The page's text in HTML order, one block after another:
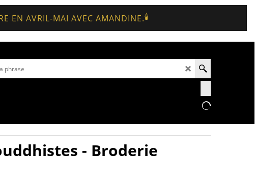
EN AVRIL-MAI AVEC AMANDINE.🕯️
- Broderie